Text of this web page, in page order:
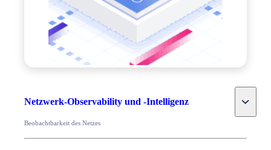
Netzwerk-Observability und -Intelligenz Toggle
Beobachtbarkeit des Netzes